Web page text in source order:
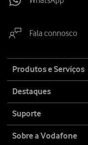
Fala connosco
map
Produtos e Serviços
Destaques
Suporte
Sobre a Vodafone